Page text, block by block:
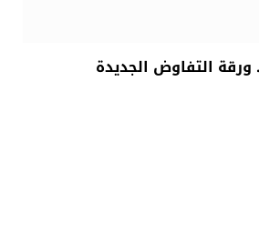
التفاوض الجديدة